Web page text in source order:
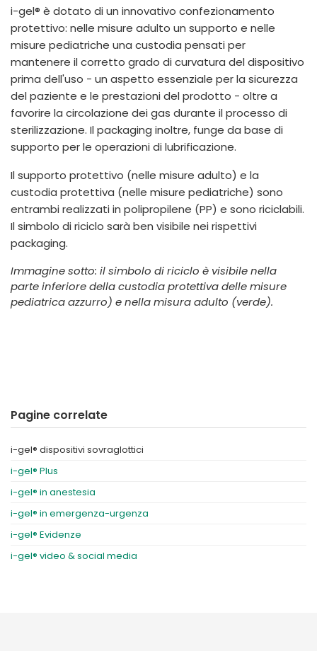
i-gel® è dotato di un innovativo confezionamento
protettivo: nelle misure adulto un supporto e nelle
misure pediatriche una custodia pensati per
mantenere il corretto grado di curvatura del dispositivo
prima dell'uso - un aspetto essenziale per la sicurezza
del paziente e le prestazioni del prodotto - oltre a
favorire la circolazione dei gas durante il processo di
sterilizzazione. Il packaging inoltre, funge da base di
supporto per le operazioni di lubrificazione.
Il supporto protettivo (nelle misure adulto) e la
custodia protettiva (nelle misure pediatriche) sono
entrambi realizzati in polipropilene (PP) e sono riciclabili.
Il simbolo di riciclo sarà ben visibile nei rispettivi
packaging.
Immagine sotto: il simbolo di riciclo è visibile nella
parte inferiore della custodia protettiva delle misure
pediatrica azzurro) e nella misura adulto (verde).
Pagine correlate
i-gel® dispositivi sovraglottici
i-gel® Plus
i-gel® in anestesia
i-gel® in emergenza-urgenza
i-gel® Evidenze
i-gel® video & social media